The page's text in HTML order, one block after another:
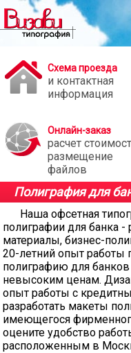
Схема проезда
и контактная
информация
Онлайн-заказ
расчет
размещение
файлов
Полиграфия для
Наша офсетная
полиграфии для банка
материалы, бизнес-
20-летний опыт работы
полиграфию для
невысоким ценам.
опыт работы с
разработать макеты
имеющегося
оцените удобство
расположенным в